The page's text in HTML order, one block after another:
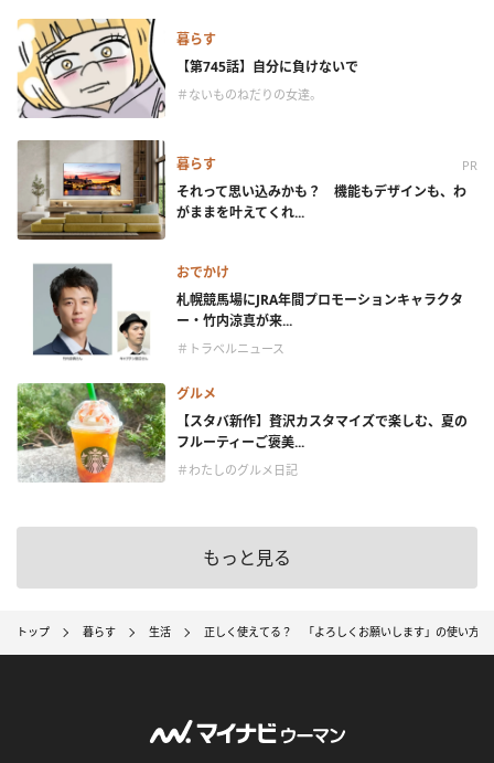
暮らす
【第745話】自分に負けないで
＃ないものねだりの女達。
暮らす PR
それって思い込みかも？ 機能もデザインも、わ
がままを叶えてくれ...
おでかけ
札幌競馬場にJRA年間プロモーションキャラクタ
ー・竹内涼真が来...
＃トラベルニュース
グルメ
【スタバ新作】贅沢カスタマイズで楽しむ、夏の
フルーティーご褒美...
＃わたしのグルメ日記
もっと見る
トップ 暮らす 生活 正しく使えてる？ 「よろしくお願いします」の使い方を